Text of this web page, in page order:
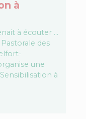
à
à écouter …
des
une
à